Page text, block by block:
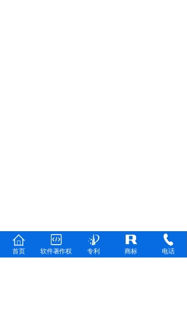
首页 软件著作权 专利 商标 电话